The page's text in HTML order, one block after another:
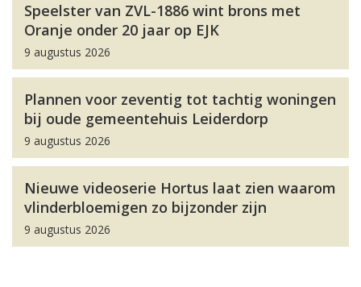
Speelster van ZVL-1886 wint brons met
Oranje onder 20 jaar op EJK
9 augustus 2026
Plannen voor zeventig tot tachtig woningen
bij oude gemeentehuis Leiderdorp
9 augustus 2026
Nieuwe videoserie Hortus laat zien waarom
vlinderbloemigen zo bijzonder zijn
9 augustus 2026